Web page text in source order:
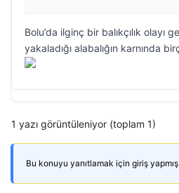
Bolu’da ilginç bir balıkçılık olayı
yakaladığı alabalığın karnında
1 yazı görüntüleniyor (toplam 1)
Bu konuyu yanıtlamak için giriş yapmış